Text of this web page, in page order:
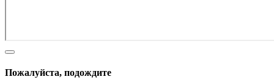
Пожалуйста, подождите